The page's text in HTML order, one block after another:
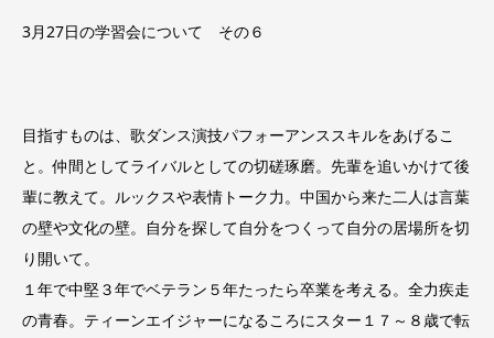
3月27日の学習会について その６
目指すものは、歌ダンス演技パフォーアンススキルをあげるこ
と。仲間としてライバルとしての切磋琢磨。先輩を追いかけて後
輩に教えて。ルックスや表情トーク力。中国から来た二人は言葉
の壁や文化の壁。自分を探して自分をつくって自分の居場所を切
り開いて。
１年で中堅３年でベテラン５年たったら卒業を考える。全力疾走
の青春。ティーンエイジャーになるころにスター１７～８歳で転